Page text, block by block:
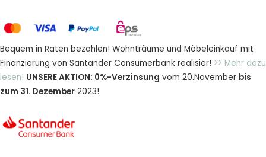
Bequem in Raten bezahlen! Wohnträume und Möbeleinkauf mit
Finanzierung von Santander Consumerbank realisier! >> Mehr dazu
lesen! UNSERE AKTION: 0%-Verzinsung vom 20.November bis
zum 31. Dezember 2023!